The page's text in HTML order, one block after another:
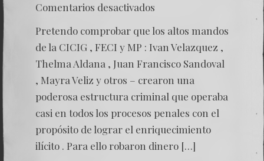
Comentarios desactivados
CICIG,
Pretendo comprobar que los altos mandos
de la CICIG , FECI y MP : Ivan Velazquez ,
Thelma Aldana , Juan Francisco Sandoval
, Mayra Veliz y otros – crearon una
poderosa estructura criminal que operaba
casi en todos los procesos penales con el
propósito de lograr el enriquecimiento
ilícito . Para ello robaron dinero […]